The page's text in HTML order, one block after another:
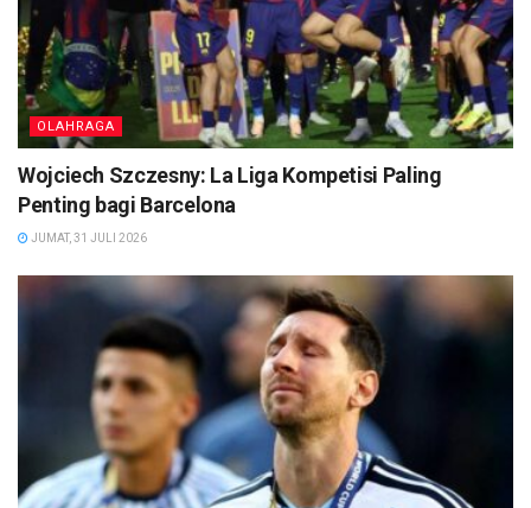
OLAHRAGA
Wojciech Szczesny: La Liga Kompetisi Paling
Penting bagi Barcelona
JUMAT, 31 JULI 2026